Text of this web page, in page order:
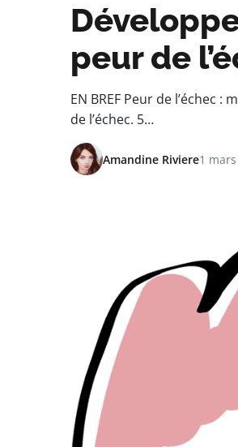
peur de
EN BREF Peur de l’échec
de l’échec. 5…
Amandine Riviere1